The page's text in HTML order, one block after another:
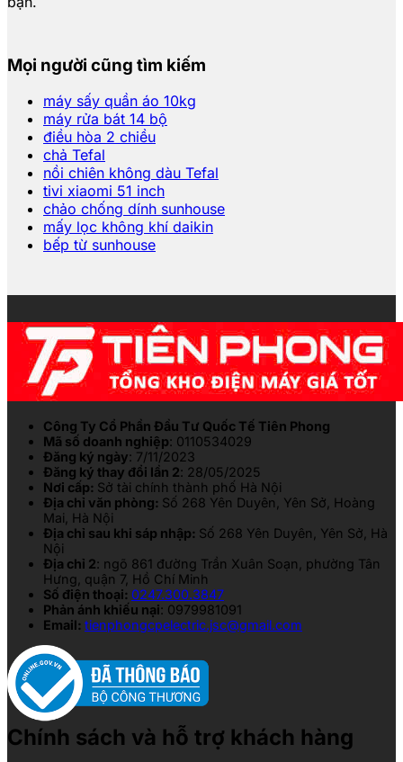
Mọi người cũng tìm kiếm
máy sấy quần áo 10kg
máy rửa bát 14 bộ
điều hòa 2 chiều
chả Tefal
nồi chiên không dàu Tefal
tivi xiaomi 51 inch
chảo chống dính sunhouse
mấy lọc không khí daikin
bếp từ sunhouse
Công Ty Cổ Phần Đầu Tư Quốc Tế Tiên Phong
Mã số doanh nghiệp: 0110534029
Đăng ký ngày: 7/11/2023
Đăng ký thay đổi lần 2: 28/05/2025
Nơi cấp: Sở tài chính thành phố Hà Nội
Địa chỉ văn phòng: Số 268 Yên Duyên, Yên Sở, Hoàng
Mai, Hà Nội
Địa chỉ sau khi sáp nhập: Số 268 Yên Duyên, Yên Sở, Hà
Nội
Địa chỉ 2: ngõ 861 đường Trần Xuân Soạn, phường Tân
Hưng, quận 7, Hồ Chí Minh
Số điện thoại: 0247.300.3847
Phản ánh khiếu nại: 0979981091
Email: tienphongcpelectric.jsc@gmail.com
Chính sách và hỗ trợ khách hàng